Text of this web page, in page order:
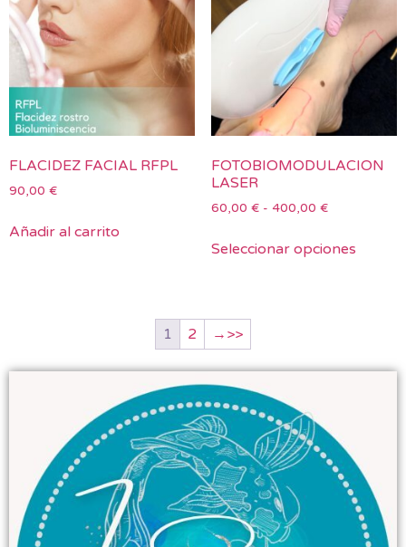
FLACIDEZ FACIAL RFPL
90,00 €
Añadir al carrito
FOTOBIOMODULACION
LASER
60,00 € - 400,00 €
Seleccionar opciones
1 2 →